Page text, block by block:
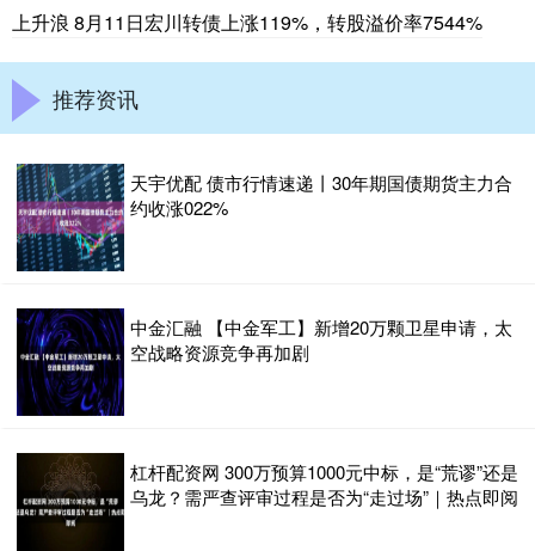
上升浪 8月11日宏川转债上涨119%，转股溢价率7544%
推荐资讯
天宇优配 债市行情速递丨30年期国债期货主力合
约收涨022%
中金汇融 【中金军工】新增20万颗卫星申请，太
空战略资源竞争再加剧
杠杆配资网 300万预算1000元中标，是“荒谬”还是
乌龙？需严查评审过程是否为“走过场”｜热点即阅